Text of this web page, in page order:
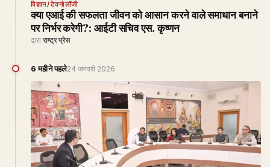
विज्ञान/टेक्नोलॉजी
क्या एआई की सफलता जीवन को आसान करने वाले समाधान बनाने
पर निर्भर करेगी?: आईटी सचिव एस. कृष्णन
द्वारा राष्ट्र प्रेस
6 महीने पहले24 जनवरी 2026